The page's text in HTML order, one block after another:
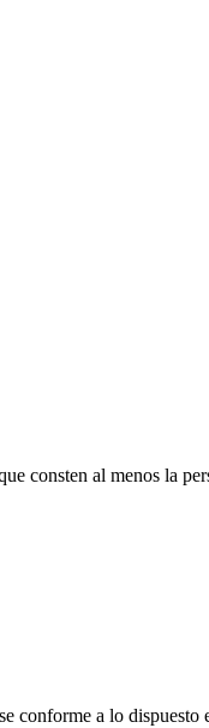
consten al menos la
conforme a lo